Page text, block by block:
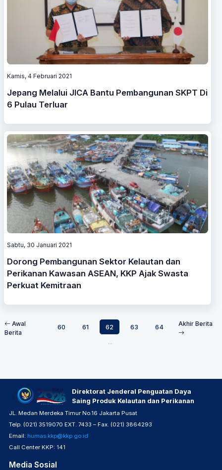
Kamis, 4 Februari 2021
Jepang Melalui JICA Bantu Pembangunan SKPT Di
6 Pulau Terluar
Sabtu, 30 Januari 2021
Dorong Pembangunan Sektor Kelautan dan
Perikanan Kawasan ASEAN, KKP Ajak Swasta
Perkuat Kemitraan
Awal
Berita
60 61 62 63
64
...
Akhir Berita
Direktorat Jenderal Penguatan Daya
Saing Produk Kelautan dan Perikanan
JL. Medan Merdeka Timur No.16 Jakarta Pusat
Telp. (021) 3519070 EXT. 7433 – Fax. (021) 3864293
Email: humas.kkp@kkp.go.id
Call Center KKP: 141
Media Sosial